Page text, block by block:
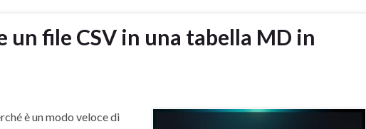
un file CSV in una tabella MD in
è un modo veloce di